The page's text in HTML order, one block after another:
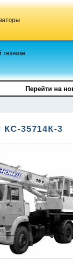
технике
Перейти на
КС-35714К-3